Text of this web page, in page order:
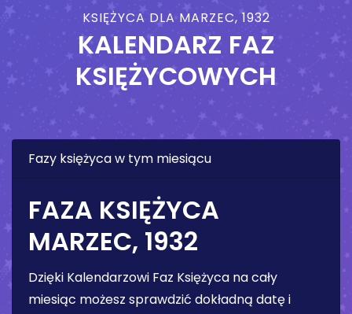
KSIĘŻYCA DLA MARZEC, 1932
KALENDARZ FAZ
KSIĘŻYCOWYCH
Fazy księżyca w tym miesiącu
FAZA KSIĘŻYCA
MARZEC, 1932
Dzięki Kalendarzowi Faz Księżyca na cały
miesiąc możesz sprawdzić dokładną datę i